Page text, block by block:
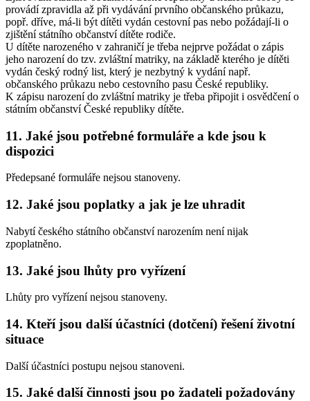
provádí zpravidla až při vydávání prvního občanského průkazu,
popř. dříve, má-li být dítěti vydán cestovní pas nebo požádají-li o
zjištění státního občanství dítěte rodiče.
U dítěte narozeného v zahraničí je třeba nejprve požádat o zápis
jeho narození do tzv. zvláštní matriky, na základě kterého je dítěti
vydán český rodný list, který je nezbytný k vydání např.
občanského průkazu nebo cestovního pasu České republiky.
K zápisu narození do zvláštní matriky je třeba připojit i osvědčení o
státním občanství České republiky dítěte.
11. Jaké jsou potřebné formuláře a kde jsou k
dispozici
Předepsané formuláře nejsou stanoveny.
12. Jaké jsou poplatky a jak je lze uhradit
Nabytí českého státního občanství narozením není nijak
zpoplatněno.
13. Jaké jsou lhůty pro vyřízení
Lhůty pro vyřízení nejsou stanoveny.
14. Kteří jsou další účastníci (dotčení) řešení životní
situace
Další účastníci postupu nejsou stanoveni.
15. Jaké další činnosti jsou po žadateli požadovány